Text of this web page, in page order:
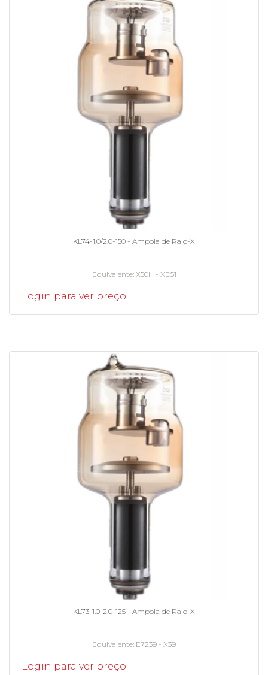
KL74-1.0/2.0-150 - Ampola de Raio-X
Equivalente X50H - XD51
Login para ver preço
KL73-1.0-2.0-125 - Ampola de Raio-X
Equivalente E7239 - X39
Login para ver preço